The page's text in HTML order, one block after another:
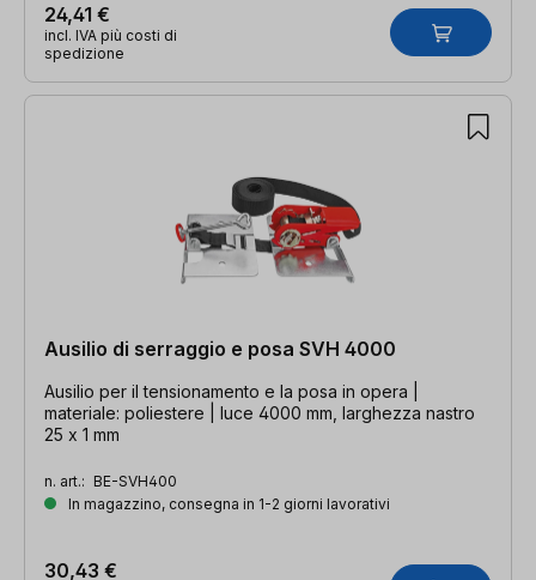
24,41 €
incl. IVA più costi di
spedizione
Ausilio di serraggio e posa SVH 4000
Ausilio per il tensionamento e la posa in opera |
materiale: poliestere | luce 4000 mm, larghezza nastro
25 x 1 mm
n. art.: BE-SVH400
In magazzino, consegna in 1-2 giorni lavorativi
30,43 €